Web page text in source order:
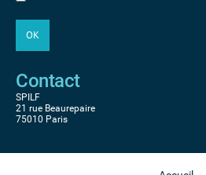
Contact
SPILF
21 rue Beaurepaire
75010 Paris